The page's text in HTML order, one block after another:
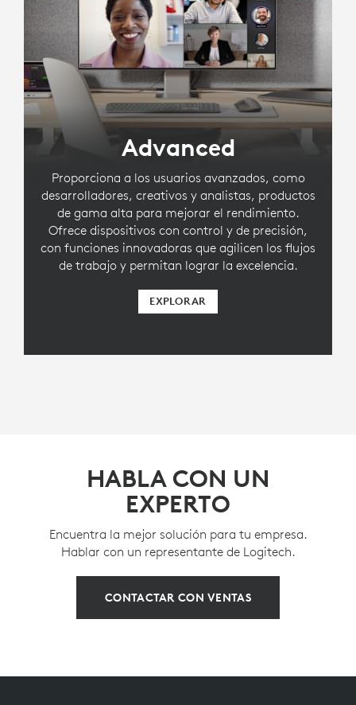
Advanced
Proporciona a los usuarios avanzados, como
desarrolladores, creativos y analistas, productos
de gama alta para mejorar el rendimiento.
Ofrece dispositivos con control y de precisión,
con funciones innovadoras que agilicen los flujos
de trabajo y permitan lograr la excelencia.
EXPLORAR
HABLA CON UN
EXPERTO
Encuentra la mejor solución para tu empresa.
Hablar con un representante de Logitech.
CONTACTAR CON VENTAS